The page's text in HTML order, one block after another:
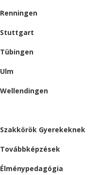
Renningen
Stuttgart
Tübingen
Ulm
Wellendingen
Szakkörök Gyerekeknek
Továbbképzések
Élménypedagógia